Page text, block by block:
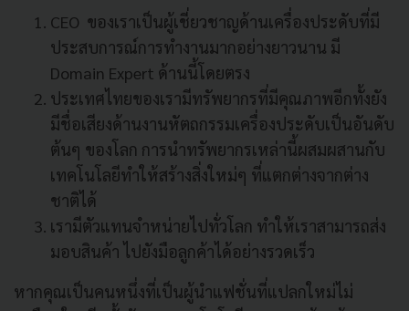
CEO ของเราเป็นผู้เชี่ยวชาญด้านเครื่องประดับที่มี
ประสบการณ์การทำงานมากอย่างยาวนาน มี
Domain Expert ด้านนี้โดยตรง
ประเทศไทยของเรามีทรัพยากรที่มีคุณภาพอีกทั้งยัง
มีชื่อเสียงด้านงานหัตถกรรมเครื่องประดับเป็นอันดับ
ต้นๆ ของโลก การนำทรัพยากรเหล่านี้ผสมผสานกับ
เทคโนโลยีทำให้สร้างสิ่งใหม่ๆ ที่แตกต่างจากต่าง
ชาติได้
เรามีตัวแทนจำหน่ายไปทั่วโลก ทำให้เราสามารถส่ง
มอบสินค้า ไปยังมือลูกค้าได้อย่างรวดเร็ว
หากคุณเป็นคนหนึ่งที่เป็นผู้นำแฟชั่นที่แปลกใหม่ไม่